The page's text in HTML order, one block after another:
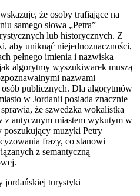
że osoby trafiające na
samego słowa „Petra”
lub historycznych. Z
aby uniknąć niejednoznaczności,
pełnego imienia i nazwiska
algorytmy wyszukiwarek muszą
nazwami
publicznych. Dla algorytmów
w Jordanii posiada znacznie
że szwedzka wokalistka
z antycznym miastem wykutym w
poszukujący muzyki Petry
frazy, co stanowi
z semantyczną
jordańskiej turystyki